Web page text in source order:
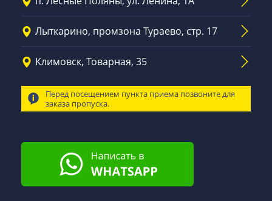
Лыткарино, промзона Тураево, стр. 17
Климовск, Товарная, 35
Перед посещением пункта приема позвоните для
заказа пропуска.